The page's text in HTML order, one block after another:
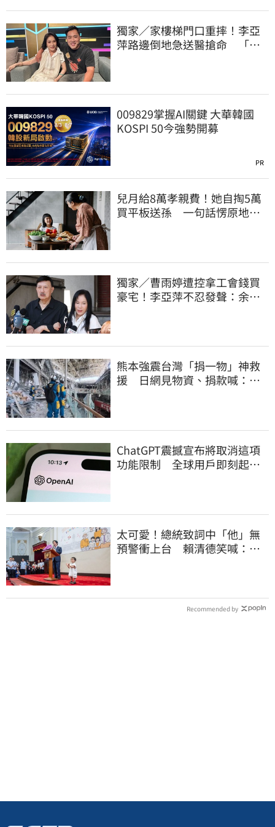
獨家／家樓梯門口重摔！李亞
萍路邊倒地急送醫搶命 「最
009829掌握AI關鍵 大華韓國
KOSPI 50今強勢開募
PR
兒月給8萬孝親費！她自掏5萬
買平板送孫 一句話愣原地
獨家／曹雨婷遭控拿工會錢買
豪宅！李亞萍不忍發聲：余天
熊本強震台灣「捐一物」神救
援 日網見物資、捐款喊：給
ChatGPT震撼宣布將取消這項
功能限制 全球用戶即刻起
太可愛！總統致詞中「他」無
預警衝上台 賴清德笑喊：卸
Recommended by